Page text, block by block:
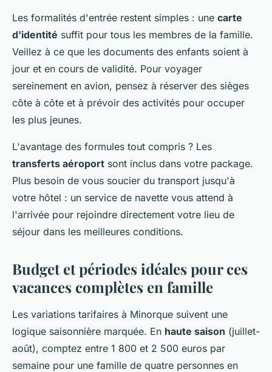
Les formalités d'entrée restent simples : une carte
d'identité suffit pour tous les membres de la famille.
Veillez à ce que les documents des enfants soient à
jour et en cours de validité. Pour voyager
sereinement en avion, pensez à réserver des sièges
côte à côte et à prévoir des activités pour occuper
les plus jeunes.
L'avantage des formules tout compris ? Les
transferts aéroport sont inclus dans votre package.
Plus besoin de vous soucier du transport jusqu'à
votre hôtel : un service de navette vous attend à
l'arrivée pour rejoindre directement votre lieu de
séjour dans les meilleures conditions.
Budget et périodes idéales pour ces
vacances complètes en famille
Les variations tarifaires à Minorque suivent une
logique saisonnière marquée. En haute saison (juillet-
août), comptez entre 1 800 et 2 500 euros par
semaine pour une famille de quatre personnes en